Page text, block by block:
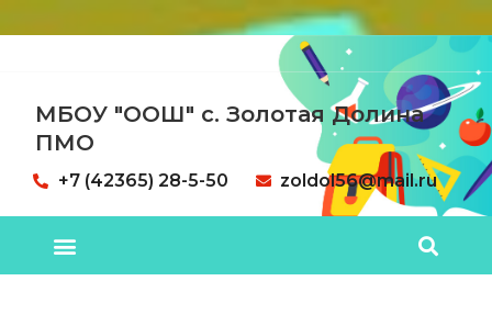
МБОУ "ООШ" с. Золотая Долина
ПМО
+7 (42365) 28-5-50 zoldol56@mail.ru